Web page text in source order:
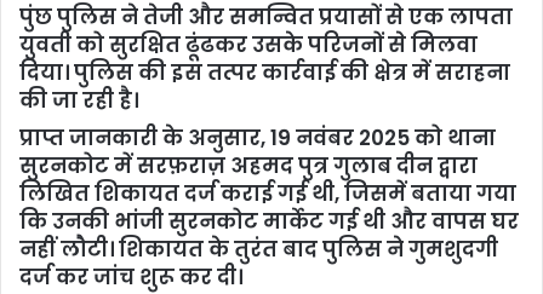
पुंछ पुलिस ने तेजी और समन्वित प्रयासों से एक लापता
युवती को सुरक्षित ढूंढकर उसके परिजनों से मिलवा
दिया। पुलिस की इस तत्पर कार्रवाई की क्षेत्र में सराहना
की जा रही है।
प्राप्त जानकारी के अनुसार, 19 नवंबर 2025 को थाना
सुरनकोट में सरफ़राज़ अहमद पुत्र गुलाब दीन द्वारा
लिखित शिकायत दर्ज कराई गई थी, जिसमें बताया गया
कि उनकी भांजी सुरनकोट मार्केट गई थी और वापस घर
नहीं लौटी। शिकायत के तुरंत बाद पुलिस ने गुमशुदगी
दर्ज कर जांच शुरू कर दी।